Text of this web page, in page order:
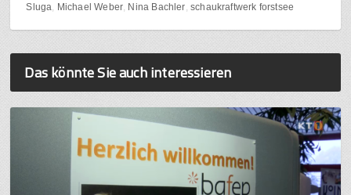
Sluga
Michael Weber Nina Bachler schaukraftwerk forstsee
Das könnte Sie auch interessieren